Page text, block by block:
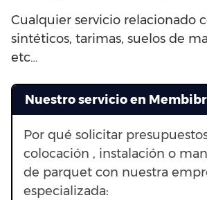
Cualquier servicio relacionado
sintéticos, tarimas, suelos de
etc…
Nuestro servicio en
Por qué solicitar
colocación , instalación o
de parquet con nuestra
especializada: